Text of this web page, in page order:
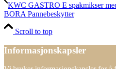
KWC GASTRO E spakmikser
BORA Pannebeskytter
Scroll to top
Informasjonskapsler